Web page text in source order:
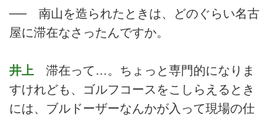
── 南山を造られたときは、どのぐらい名古
屋に滞在なさったんですか。
井上 滞在って…。ちょっと専門的になりま
すけれども、ゴルフコースをこしらえるとき
には、ブルドーザーなんかが入って現場の仕